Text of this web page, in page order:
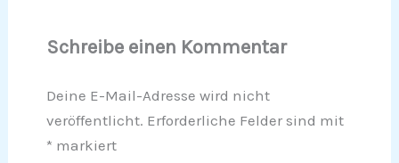
Schreibe einen Kommentar
Deine E-Mail-Adresse wird nicht
veröffentlicht. Erforderliche Felder sind mit
* markiert